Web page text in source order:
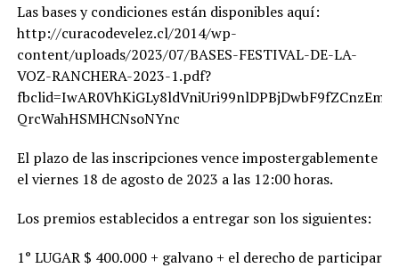
Las bases y condiciones están disponibles aquí:
http://curacodevelez.cl/2014/wp-
content/uploads/2023/07/BASES-FESTIVAL-DE-LA-
VOZ-RANCHERA-2023-1.pdf?
fbclid=IwAR0VhKiGLy8ldVniUri99nlDPBjDwbF9fZCnzEm_-
QrcWahHSMHCNsoNYnc
El plazo de las inscripciones vence impostergablemente
el viernes 18 de agosto de 2023 a las 12:00 horas.
Los premios establecidos a entregar son los siguientes:
1° LUGAR $ 400.000 + galvano + el derecho de participar